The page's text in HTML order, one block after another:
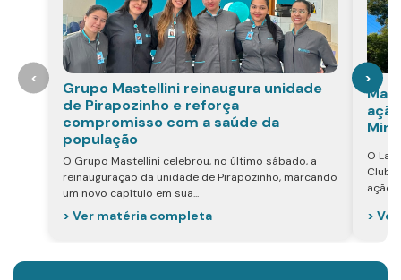
< >
Grupo Mastellini reinaugura unidade
de Pirapozinho e reforça
compromisso com a saúde da
população
O Grupo Mastellini celebrou, no último sábado, a
reinauguração da unidade de Pirapozinho, marcando
um novo capítulo em sua...
> Ver matéria completa
O
Club
ação
>